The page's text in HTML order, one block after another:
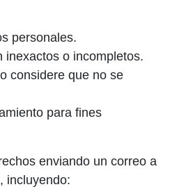
personales.
inexactos o incompletos.
considere que no se
para fines
enviando un correo a
, incluyendo: